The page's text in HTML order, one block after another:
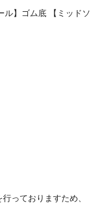
ル】ゴム底 【ミッドソ
っておりますため、